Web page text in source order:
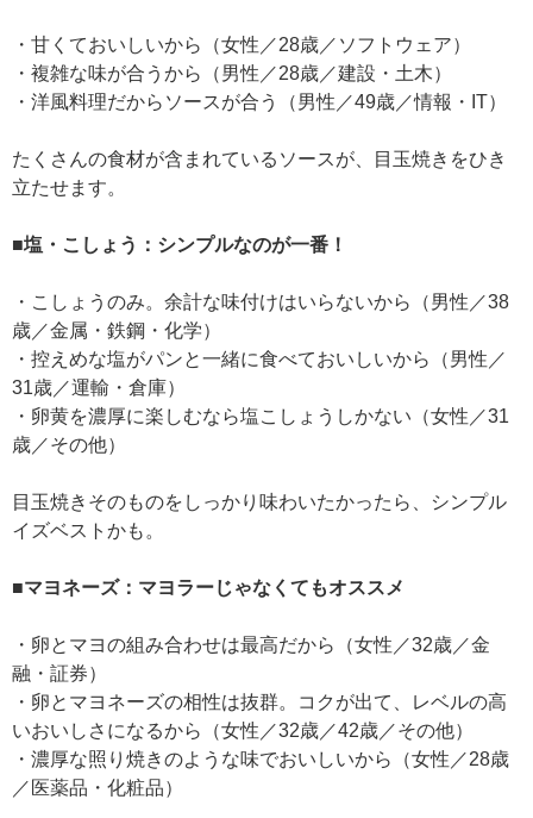
・甘くておいしいから（女性／28歳／ソフトウェア）
・複雑な味が合うから（男性／28歳／建設・土木）
・洋風料理だからソースが合う（男性／49歳／情報・IT）
たくさんの食材が含まれているソースが、目玉焼きをひき
立たせます。
■塩・こしょう：シンプルなのが一番！
・こしょうのみ。余計な味付けはいらないから（男性／38
歳／金属・鉄鋼・化学）
・控えめな塩がパンと一緒に食べておいしいから（男性／
31歳／運輸・倉庫）
・卵黄を濃厚に楽しむなら塩こしょうしかない（女性／31
歳／その他）
目玉焼きそのものをしっかり味わいたかったら、シンプル
イズベストかも。
■マヨネーズ：マヨラーじゃなくてもオススメ
・卵とマヨの組み合わせは最高だから（女性／32歳／金
融・証券）
・卵とマヨネーズの相性は抜群。コクが出て、レベルの高
いおいしさになるから（女性／32歳／42歳／その他）
・濃厚な照り焼きのような味でおいしいから（女性／28歳
／医薬品・化粧品）